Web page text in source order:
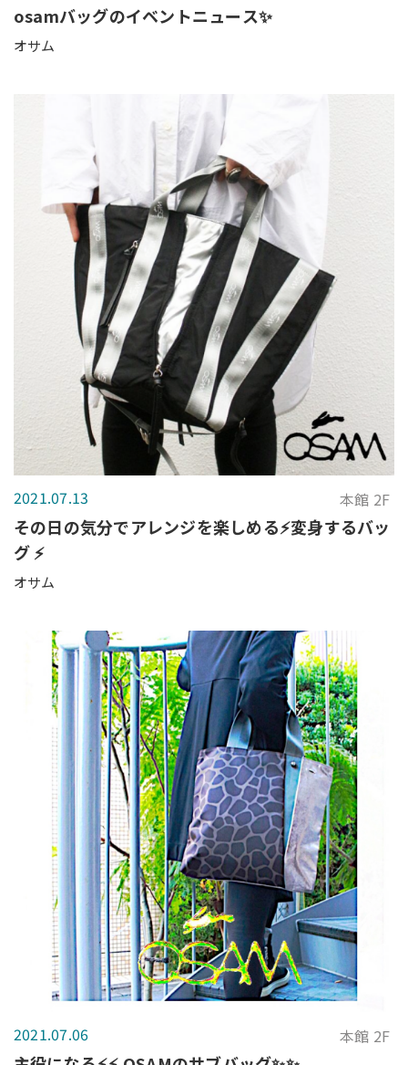
osamバッグのイベントニュース✨
オサム
2021.07.13 本館 2F
その日の気分でアレンジを楽しめる⚡️変身するバッ
グ ⚡️
オサム
2021.07.06 本館 2F